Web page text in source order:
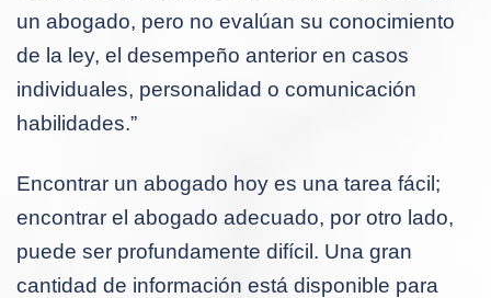
un abogado, pero no evalúan su conocimiento
de la ley, el desempeño anterior en casos
individuales, personalidad o comunicación
habilidades.”
Encontrar un abogado hoy es una tarea fácil;
encontrar el abogado adecuado, por otro lado,
puede ser profundamente difícil. Una gran
cantidad de información está disponible para